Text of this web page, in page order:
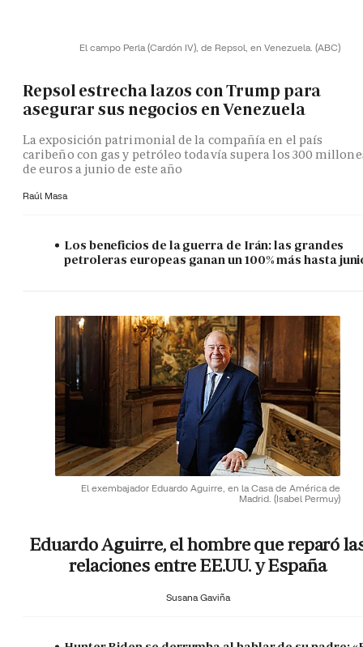
El campo Perla (Cardón IV), de Repsol, en Venezuela. (ABC)
Repsol estrecha lazos con Trump para
asegurar sus negocios en Venezuela
La exposición patrimonial de la compañía en el país
caribeño con gas y petróleo todavía supera los 300
de euros a junio de este año
Raúl Masa
Los beneficios de la guerra de Irán: las grandes
petroleras europeas ganan un 100% más hasta
El exembajador Eduardo Aguirre, en la Casa de América de
Madrid. (Isabel Permuy)
Eduardo Aguirre, el hombre que reparó
relaciones entre EE.UU. y España
Susana Gaviña